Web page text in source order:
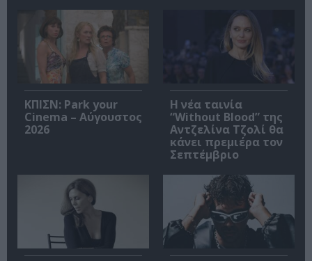
ΚΠΙΣΝ: Park your
Cinema – Αύγουστος
2026
Η νέα ταινία
“Without Blood” της
Αντζελίνα Τζολί θα
κάνει πρεμιέρα τον
Σεπτέμβριο